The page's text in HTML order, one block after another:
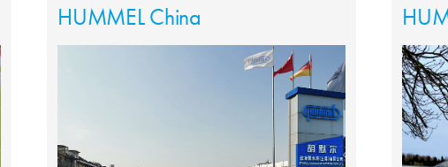
HUMMEL China